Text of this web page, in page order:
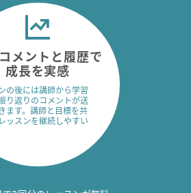
メントと履歴で
成長を実感
の後には講師から学習
り返りのコメントが送
ます。講師と目標を共
ッスンを継続しやすい